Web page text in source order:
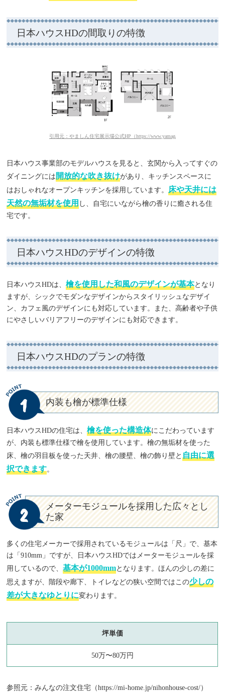
日本ハウスHDの間取りの特徴
引用元：やましん住宅展示場公式HP（https://www.yamagata-np.jp/housing/
日本ハウス事業部のモデルハウスを見ると、玄関から入ってすぐの
ダイニングには 開放的な吹き抜けがあり、キッチンスペースに
はおしゃれなオープンキッチンを採用しています。
床や天井には
天然の無垢材を使用 し、自宅にいながら檜の香りに癒される住
宅です。
日本ハウスHDのデザインの特徴
日本ハウスHDは、檜を使用した和風のデザインが基本となり
ますが、シックでモダンなデザインからスタイリッシュなデザイ
ン、カフェ風のデザインにも対応しています。また、高齢者や子供
にやさしいバリアフリーのデザインにも対応できます。
日本ハウスHDのプランの特徴
1 内装も檜が標準仕様
日本ハウスHDの住宅は、檜を使った構造体にこだわっています
が、内装も標準仕様で檜を使用しています。檜の無垢材を使った
床、檜の羽目板を使った天井、檜の腰壁、檜の飾り壁と 自由に選
択できます。
2
メーターモジュールを採用した広々とし
た家
多くの住宅メーカーで採用されているモジュールは「尺」で、基本
は「910mm」ですが、日本ハウスHDではメーターモジュールを採
用しているので、基本が1000mmとなります。ほんの少しの差に
思えますが、階段や廊下、トイレなどの狭い空間ではこの少しの
差が大きなゆとりに変わります。
坪単価
50万〜80万円
参照元：みんなの注文住宅（https://mi-home.jp/nihonhouse-cost/）